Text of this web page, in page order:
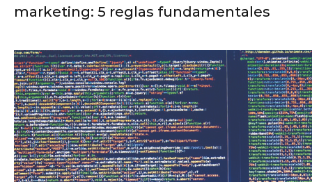
marketing: 5 reglas fundamentales